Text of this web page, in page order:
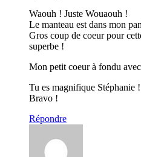
Waouh ! Juste Wouaouh !
Le manteau est dans mon
Gros coup de coeur pour
superbe !
Mon petit coeur à fondu
Tu es magnifique Stéphanie !
Bravo !
Répondre